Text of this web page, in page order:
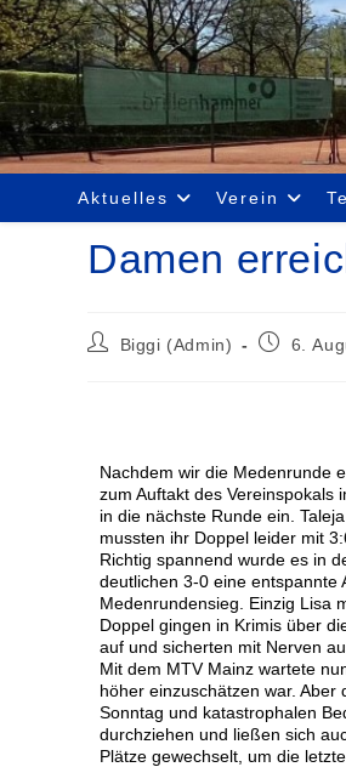
Aktuelles Verein
Damen
Biggi (Admin) 6.
Nachdem wir die Medenrunde
zum Auftakt des Vereinspokals
in die nächste Runde ein.
mussten ihr Doppel leider mit
Richtig spannend wurde es in
deutlichen 3-0 eine entspannte
Medenrundensieg. Einzig Lisa
Doppel gingen in Krimis über
auf und sicherten mit Nerven
Mit dem MTV Mainz wartete
höher einzuschätzen war.
Sonntag und katastrophalen
durchziehen und ließen sich
Plätze gewechselt, um die